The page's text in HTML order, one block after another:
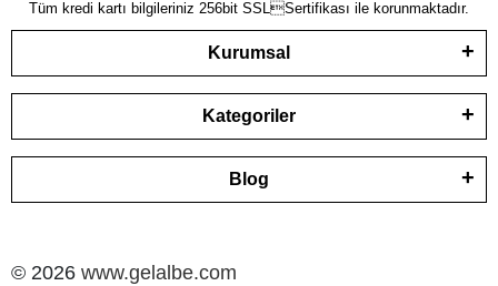
Tüm kredi kartı bilgileriniz 256bit SSLSertifikası ile korunmaktadır.
Kurumsal
Kategoriler
Blog
© 2026 www.gelalbe.com